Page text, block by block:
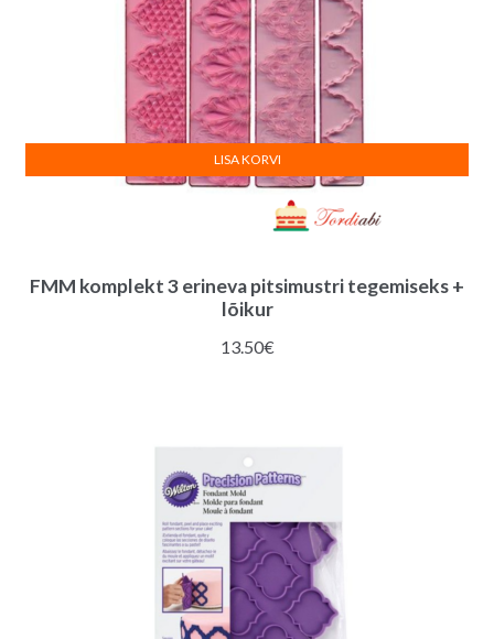
FMM komplekt 3 erineva pitsimustri tegemiseks +
lõikur
13.50€
LISA KORVI